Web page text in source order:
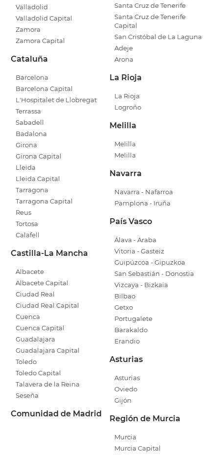
Valladolid
Valladolid Capital
Zamora
Zamora Capital
Cataluña
Barcelona
Barcelona Capital
L'Hospitalet de Llobregat
Terrassa
Sabadell
Badalona
Girona
Girona Capital
Lleida
Lleida Capital
Tarragona
Tarragona Capital
Reus
Tortosa
Calafell
Castilla-La Mancha
Albacete
Albacete Capital
Ciudad Real
Ciudad Real Capital
Cuenca
Cuenca Capital
Guadalajara
Guadalajara Capital
Toledo
Toledo Capital
Talavera de la Reina
Seseña
Comunidad de Madrid
Santa Cruz de Tenerife
Santa Cruz de Tenerife
Capital
San Cristóbal de La Laguna
Adeje
Arona
La Rioja
La Rioja
Logroño
Melilla
Melilla
Melilla
Navarra
Navarra - Nafarroa
Pamplona - Iruña
País Vasco
Álava - Araba
Vitoria - Gasteiz
Guipúzcoa - Gipuzkoa
San Sebastián - Donostia
Vizcaya - Bizkaia
Bilbao
Getxo
Portugalete
Barakaldo
Erandio
Asturias
Asturias
Oviedo
Gijón
Región de Murcia
Murcia
Murcia Capital